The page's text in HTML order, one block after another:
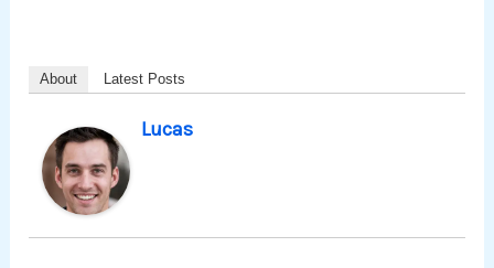
About Latest Posts
Lucas